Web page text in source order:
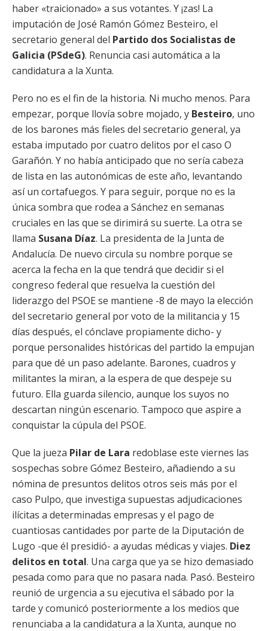
haber «traicionado» a sus votantes. Y ¡zas! La
imputación de José Ramón Gómez Besteiro, el
secretario general del Partido dos Socialistas de
Galicia (PSdeG). Renuncia casi automática a la
candidatura a la Xunta.
Pero no es el fin de la historia. Ni mucho menos. Para
empezar, porque llovía sobre mojado, y Besteiro, uno
de los barones más fieles del secretario general, ya
estaba imputado por cuatro delitos por el caso O
Garañón. Y no había anticipado que no sería cabeza
de lista en las autonómicas de este año, levantando
así un cortafuegos. Y para seguir, porque no es la
única sombra que rodea a Sánchez en semanas
cruciales en las que se dirimirá su suerte. La otra se
llama Susana Díaz. La presidenta de la Junta de
Andalucía. De nuevo circula su nombre porque se
acerca la fecha en la que tendrá que decidir si el
congreso federal que resuelva la cuestión del
liderazgo del PSOE se mantiene -8 de mayo la elección
del secretario general por voto de la militancia y 15
días después, el cónclave propiamente dicho- y
porque personalides históricas del partido la empujan
para que dé un paso adelante. Barones, cuadros y
militantes la miran, a la espera de que despeje su
futuro. Ella guarda silencio, aunque los suyos no
descartan ningún escenario. Tampoco que aspire a
conquistar la cúpula del PSOE.
Que la jueza Pilar de Lara redoblase este viernes las
sospechas sobre Gómez Besteiro, añadiendo a su
nómina de presuntos delitos otros seis más por el
caso Pulpo, que investiga supuestas adjudicaciones
ilícitas a determinadas empresas y el pago de
cuantiosas cantidades por parte de la Diputación de
Lugo -que él presidió- a ayudas médicas y viajes. Diez
delitos en total. Una carga que ya se hizo demasiado
pesada como para que no pasara nada. Pasó. Besteiro
reunió de urgencia a su ejecutiva el sábado por la
tarde y comunicó posteriormente a los medios que
renunciaba a la candidatura a la Xunta, aunque no